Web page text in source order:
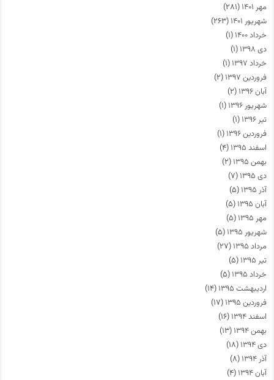
مهر ۱۴۰۱
(۲۸۱)
شهریور ۱۴۰۱
(۲۶۳)
خرداد ۱۴۰۰
(۱)
دی ۱۳۹۸
(۱)
خرداد ۱۳۹۷
(۱)
فروردین ۱۳۹۷
(۲)
آبان ۱۳۹۶
(۲)
شهریور ۱۳۹۶
(۱)
تیر ۱۳۹۶
(۱)
فروردین ۱۳۹۶
(۱)
اسفند ۱۳۹۵
(۴)
بهمن ۱۳۹۵
(۲)
دی ۱۳۹۵
(۷)
آذر ۱۳۹۵
(۵)
آبان ۱۳۹۵
(۵)
مهر ۱۳۹۵
(۵)
شهریور ۱۳۹۵
(۵)
مرداد ۱۳۹۵
(۲۷)
تیر ۱۳۹۵
(۵)
خرداد ۱۳۹۵
(۵)
اردیبهشت ۱۳۹۵
(۱۴)
فروردین ۱۳۹۵
(۱۷)
اسفند ۱۳۹۴
(۱۶)
بهمن ۱۳۹۴
(۱۳)
دی ۱۳۹۴
(۱۸)
آذر ۱۳۹۴
(۸)
آبان ۱۳۹۴
(۴)